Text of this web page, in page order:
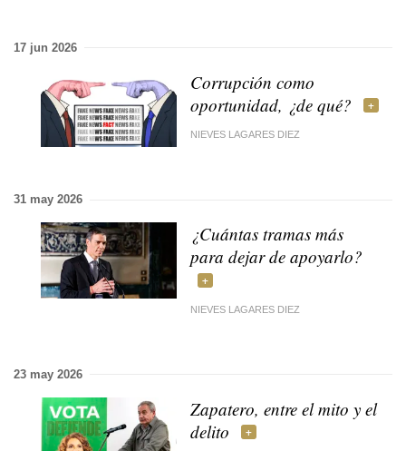
17 jun 2026
Corrupción como
oportunidad, ¿de qué?
NIEVES LAGARES DIEZ
31 may 2026
¿Cuántas tramas más
para dejar de apoyarlo?
NIEVES LAGARES DIEZ
23 may 2026
Zapatero, entre el mito y el
delito